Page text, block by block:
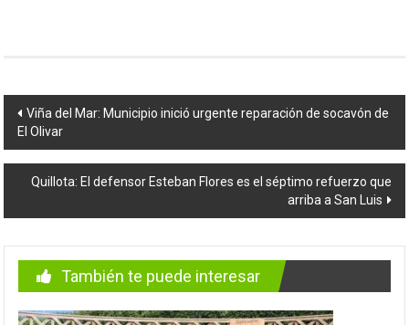
Navegación
de
entradas
Viña del Mar: Municipio inició urgente reparación de socavón de
El Olivar
Quillota: El defensor Esteban Flores es el séptimo refuerzo que
arriba a San Luis
También te puede interesar